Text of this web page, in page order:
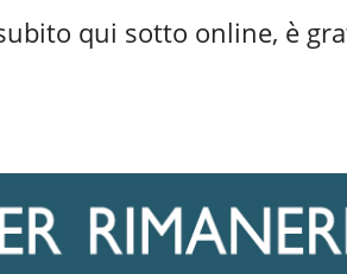
qui sotto online, è